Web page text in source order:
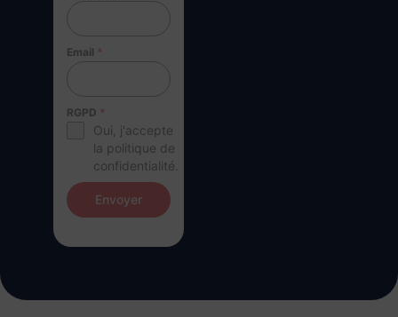
Email *
RGPD *
Oui, j'accepte
la politique de
confidentialité.
Envoyer